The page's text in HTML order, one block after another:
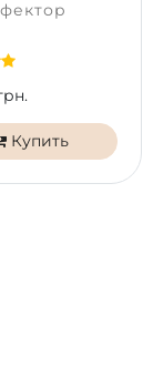
бафа
Nail
на всю
Scotch /
/ Revital Fiber
Купить